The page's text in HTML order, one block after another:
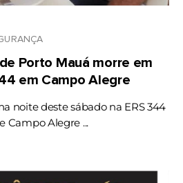
Porto Mauá morre em
em Campo Alegre
noite deste sábado na ERS 344
Campo Alegre ...